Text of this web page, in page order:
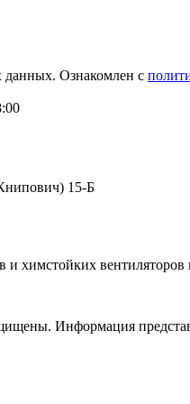
данных. Ознакомлен с
15-Б
и химстойких
Информация